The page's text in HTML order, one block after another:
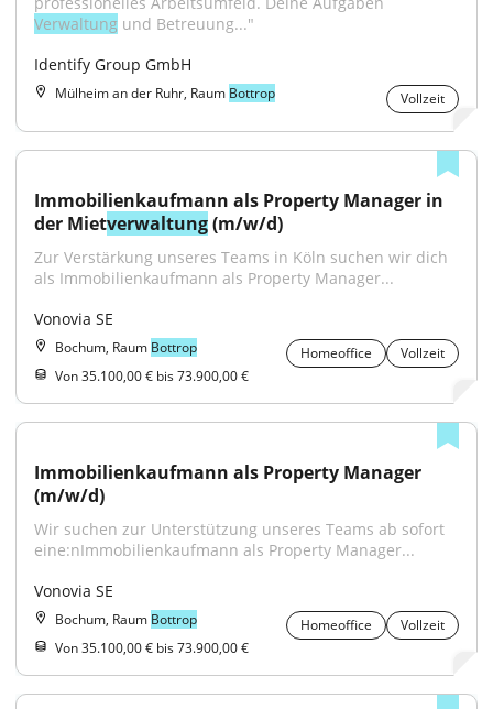
Verwaltung und Betreuung..."
Identify Group GmbH
Mülheim an der Ruhr, Raum Bottrop Vollzeit
Immobilienkaufmann als Property Manager in
der Mietverwaltung (m/w/d)
Zur Verstärkung unseres Teams in Köln suchen wir dich
als Immobilienkaufmann als Property Manager...
Vonovia SE
Bochum, Raum Bottrop Homeoffice
Vollzeit
Von 35.100,00 € bis 73.900,00 €
Immobilienkaufmann als Property Manager
(m/w/d)
Wir suchen zur Unterstützung unseres Teams ab sofort
eine:nImmobilienkaufmann als Property Manager...
Vonovia SE
Bochum, Raum Bottrop Homeoffice
Vollzeit
Von 35.100,00 € bis 73.900,00 €